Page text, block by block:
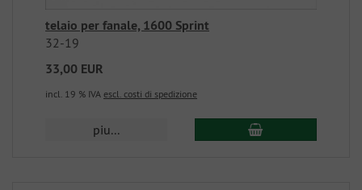
telaio per fanale, 1600 Sprint
32-19
33,00 EUR
incl. 19 % IVA escl. costi di spedizione
piu...